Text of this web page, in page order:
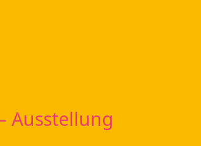
Ausstellung